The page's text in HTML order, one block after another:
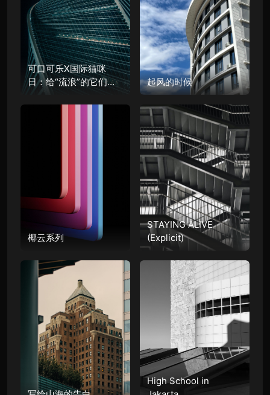
可口可乐X国际猫咪
日：给“流浪”的它们一
起风的时候
椰云系列
STAYING ALIVE
(Explicit)
High School in